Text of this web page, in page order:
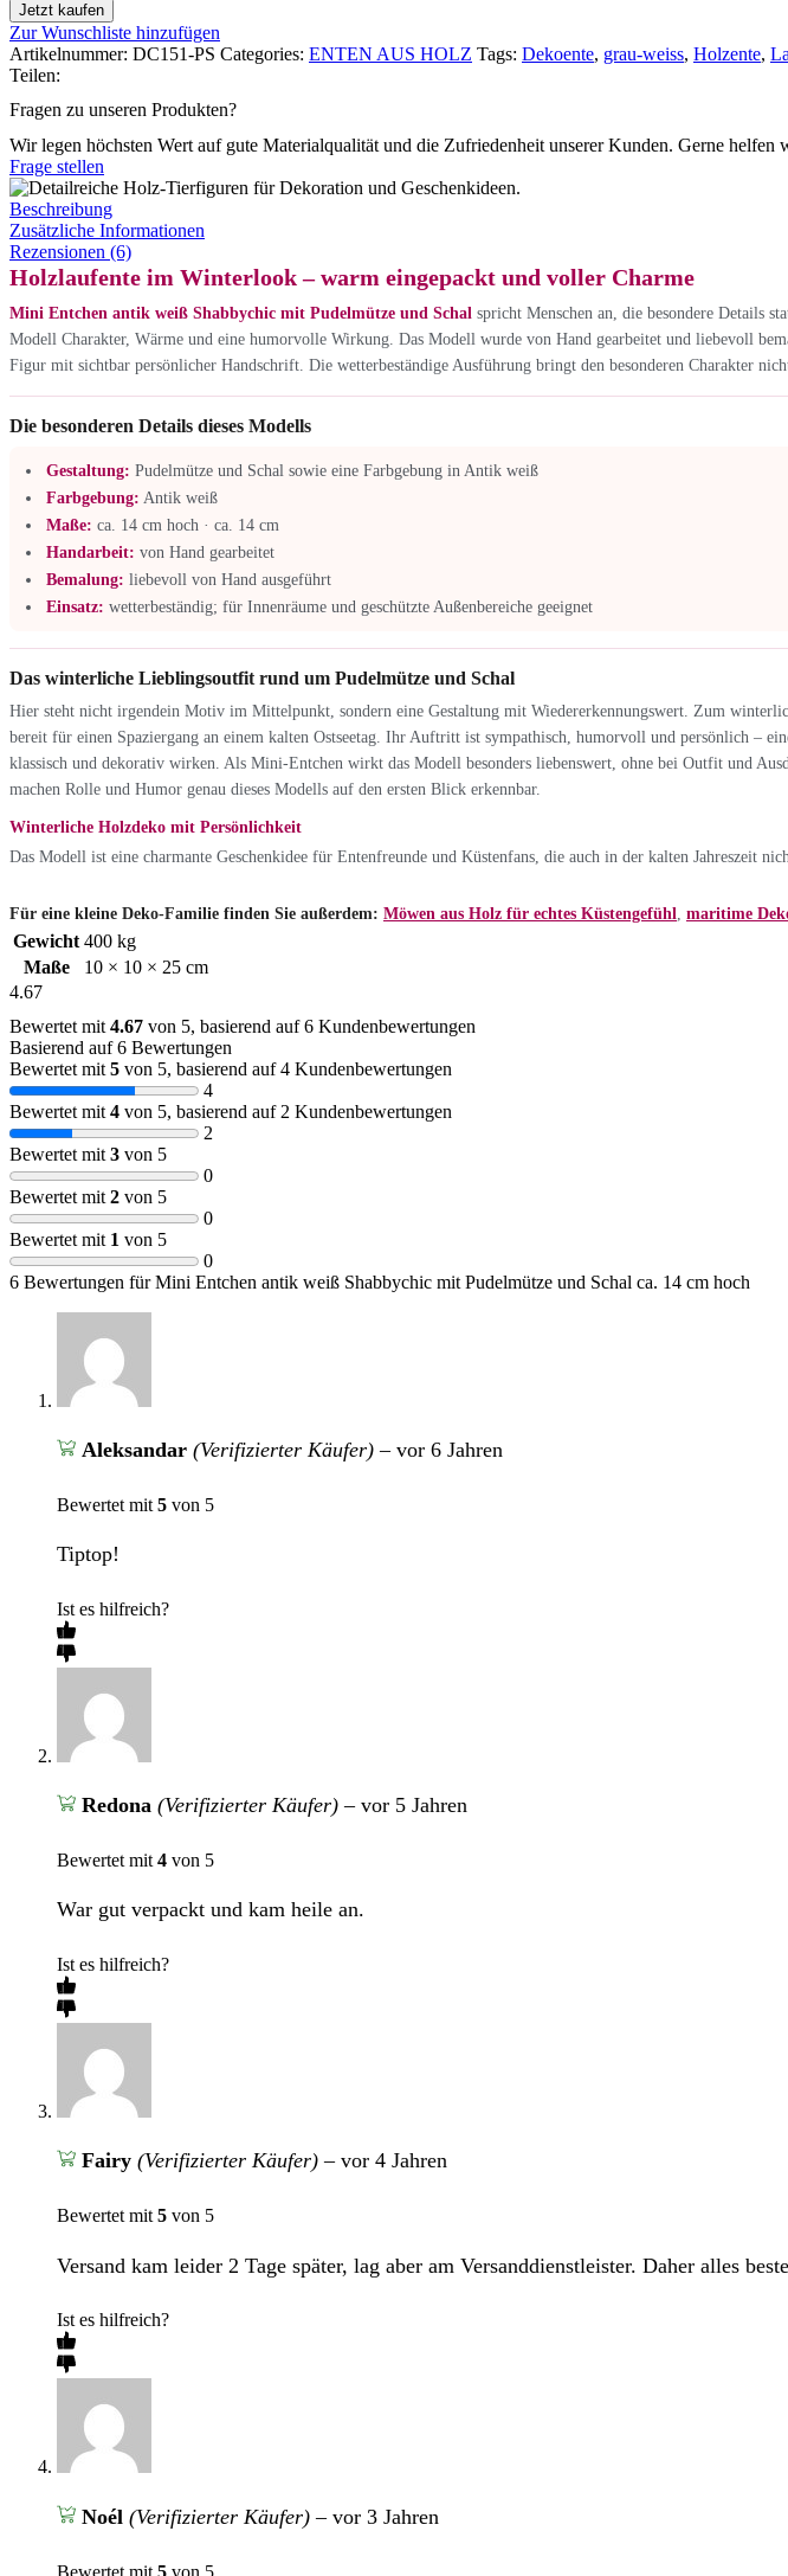
Jetzt kaufen
Zur Wunschliste hinzufügen
Artikelnummer: DC151-PS Categories: ENTEN AUS HOLZ Tags: Dekoente, grau-weiss, Holzente,
Teilen:
Fragen zu unseren Produkten?
Wir legen höchsten Wert auf gute Materialqualität und die Zufriedenheit unserer Kunden. Gerne helfen
Frage stellen
Beschreibung
Zusätzliche Informationen
Rezensionen (6)
Holzlaufente im Winterlook – warm eingepackt und voller Charme
Mini Entchen antik weiß Shabbychic mit Pudelmütze und Schal spricht Menschen an, die besondere Details
Modell Charakter, Wärme und eine humorvolle Wirkung. Das Modell wurde von Hand gearbeitet und liebevoll
Figur mit sichtbar persönlicher Handschrift. Die wetterbeständige Ausführung bringt den besonderen Charakter
Die besonderen Details dieses Modells
Gestaltung: Pudelmütze und Schal sowie eine Farbgebung in Antik weiß
Farbgebung: Antik weiß
Maße: ca. 14 cm hoch · ca. 14 cm
Handarbeit: von Hand gearbeitet
Bemalung: liebevoll von Hand ausgeführt
Einsatz: wetterbeständig; für Innenräume und geschützte Außenbereiche geeignet
Das winterliche Lieblingsoutfit rund um Pudelmütze und Schal
Hier steht nicht irgendein Motiv im Mittelpunkt, sondern eine Gestaltung mit Wiedererkennungswert. Zum
bereit für einen Spaziergang an einem kalten Ostseetag. Ihr Auftritt ist sympathisch, humorvoll und persönlich –
klassisch und dekorativ wirken. Als Mini-Entchen wirkt das Modell besonders liebenswert, ohne bei Outfit und
machen Rolle und Humor genau dieses Modells auf den ersten Blick erkennbar.
Winterliche Holzdeko mit Persönlichkeit
Das Modell ist eine charmante Geschenkidee für Entenfreunde und Küstenfans, die auch in der kalten Jahreszeit
Für eine kleine Deko-Familie finden Sie außerdem: Möwen aus Holz für echtes Küstengefühl maritime
Gewicht 400 kg
Maße
10 × 10 × 25 cm
4.67
Bewertet mit 4.67 von 5, basierend auf6 Kundenbewertungen
Basierend auf 6 Bewertungen
Bewertet mit 5 von 5, basierend auf4 Kundenbewertungen
4
Bewertet mit 4 von 5, basierend auf 2 Kundenbewertungen
2
Bewertet mit 3 von 5
0
Bewertet mit 2 von 5
0
Bewertet mit 1 von 5
0
6 Bewertungen fürMini Entchen antik weiß Shabbychic mit Pudelmütze und Schal ca. 14 cm hoch
Aleksandar (Verifizierter Käufer) – vor 6 Jahren
Bewertet mit 5 von 5
Tiptop!
Ist es hilfreich?
Redona (Verifizierter Käufer) – vor 5 Jahren
Bewertet mit 4 von 5
War gut verpackt und kam heile an.
Ist es hilfreich?
Fairy (Verifizierter Käufer) – vor 4 Jahren
Bewertet mit 5 von 5
Versand kam leider 2 Tage später, lag aber am Versanddienstleister. Daher alles
Ist es hilfreich?
Noél (Verifizierter Käufer) – vor 3 Jahren
Bewertet mit 5 von 5